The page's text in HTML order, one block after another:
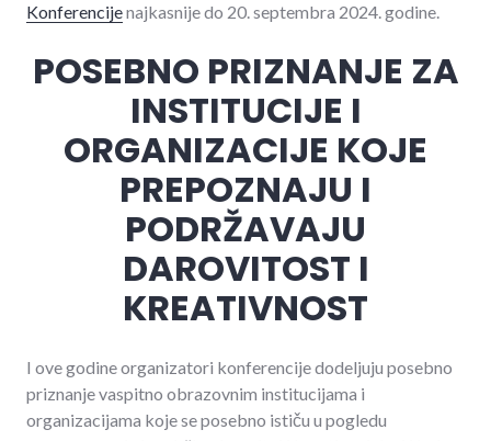
Konferencijenajkasnije do 20. septembra 2024. godine.
POSEBNO PRIZNANJE ZA
INSTITUCIJE I
ORGANIZACIJE KOJE
PREPOZNAJU I
PODRŽAVAJU
DAROVITOST I
KREATIVNOST
I ove godine organizatori konferencije dodeljuju posebno
priznanje vaspitno obrazovnim institucijama i
organizacijama koje se posebno ističu u pogledu